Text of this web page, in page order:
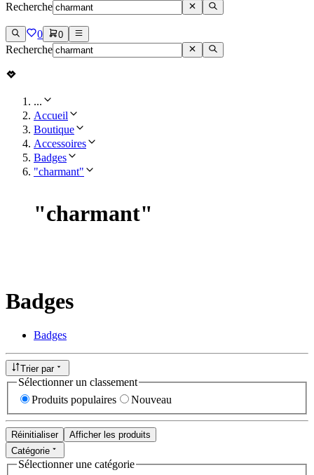
Recherche
0 0
Recherche
...
Accueil
Boutique
Accessoires
Badges
"charmant"
"charmant"
Badges
Badges
Trier par
Sélectionner un classement
Produits populaires
Nouveau
Réinitialiser
Afficher les produits
Catégorie
Sélectionner une catégorie